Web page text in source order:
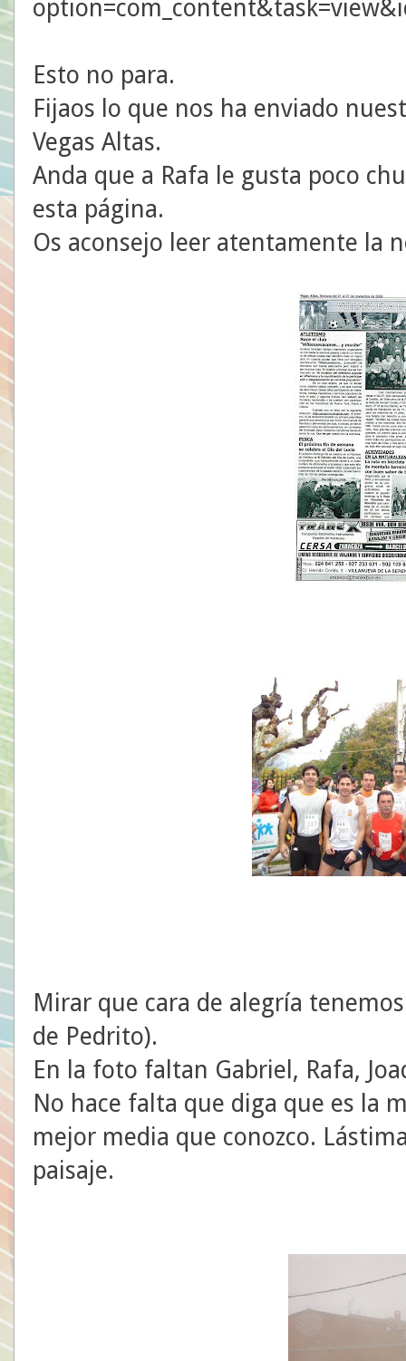
Esto no para.
Fijaos lo que nos ha enviado
Vegas Altas.
Anda que a Rafa le gusta poco
esta página.
Os aconsejo leer atentamente la
Mirar que cara de alegría
de Pedrito).
En la foto faltan Gabriel, Rafa,
No hace falta que diga que es la
mejor media que conozco.
paisaje.